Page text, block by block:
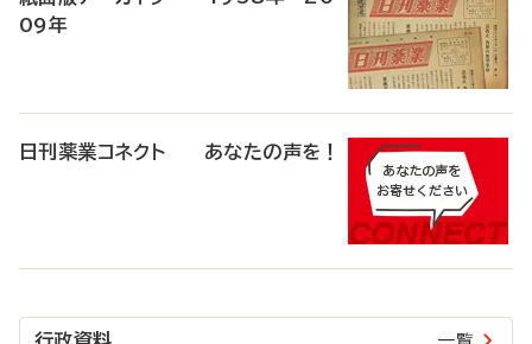
09年
日刊薬業コネクト あなたの声を！
一覧